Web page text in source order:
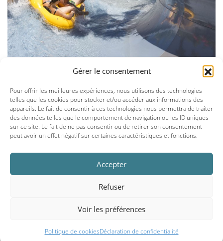
Gérer le consentement
Pour offrir les meilleures expériences, nous utilisons des technologies
telles que les cookies pour stocker et/ou accéder aux informations des
appareils. Le fait de consentir à ces technologies nous permettra de traiter
des données telles que le comportement de navigation ou les ID uniques
sur ce site. Le fait de ne pas consentir ou de retirer son consentement
peut avoir un effet négatif sur certaines caractéristiques et fonctions.
Accepter
Refuser
Voir les préférences
Politique de cookiesDéclaration de confidentialité